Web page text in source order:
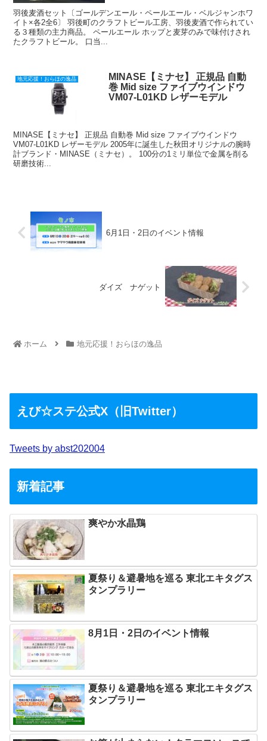
羽後麦酒セット〔ゴールデンエール・ペールエール・ベルジャンホワ
イト×各2全6〕 羽後町のクラフトビール工房、羽後麦酒で作られてい
る３種類の主力商品。 ペールエール ホップと麦芽のみで味付けされ
たクラフトビール。 口当...
地元応援！おらほの逸品
MINASE【ミナセ】 正規品 自動
巻 Mid size ファイブウインドウ
VM07-L01KD レザーモデル
MINASE【ミナセ】 正規品 自動巻 Mid size ファイブウインドウ
VM07-L01KD レザーモデル 2005年に誕生した秋田オリジナルの腕時
計ブランド・MINASE（ミナセ）。 100分の1ミリ単位で金属を削る
研磨技術...
6月1日・2日のイベント情報
ダイズ ナゲット
ホーム 地元応援！おらほの逸品
えび☆ステ公式X（旧Twitter）
Tweets by abst202004
新着記事
爽やか水晶鶏
夏祭り＆避暑地を巡る 東北エキタグス
タンプラリー
8月1日・2日のイベント情報
夏祭り＆避暑地を巡る 東北エキタグス
タンプラリー